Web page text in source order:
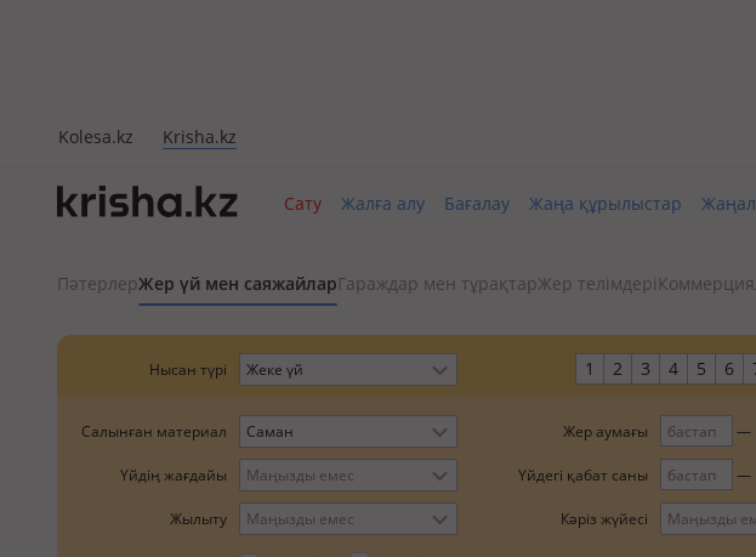
Kolesa.kz Krisha.kz
Сату Жалға алу Бағалау Жаңа құрылыстар
ПәтерлерЖер үй мен саяжайларГараждар мен тұрақтарЖер телімдері
Нысан түрі Жеке үй 1 2 3 4 5 6
Салынған материал Саман Жер аумағы
Үйдің жағдайы Маңызды емес Үйдегі қабат саны
Жылыту Маңызды емес Кәріз жүйесі Маңызды